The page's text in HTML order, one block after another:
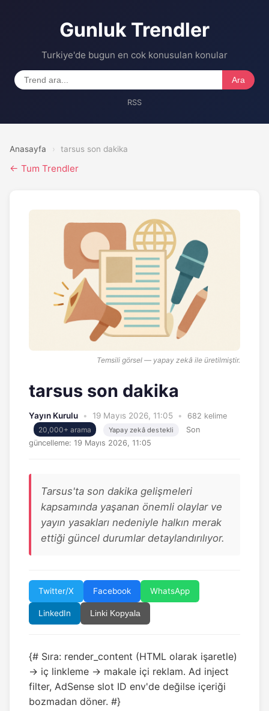
Gunluk Trendler
Turkiye'de bugun en cok konusulan konular
Ara
RSS
Anasayfa › tarsus son dakika
← Tum Trendler
Temsili görsel — yapay zekâ ile üretilmiştir.
tarsus son dakika
Yayın Kurulu • 19 Mayıs 2026, 11:05 •
682 kelime
20,000+ arama
Yapay zekâ destekli
Son
güncelleme: 19 Mayıs 2026, 11:05
Tarsus'ta son dakika gelişmeleri
kapsamında yaşanan önemli olaylar ve
yayın yasakları nedeniyle halkın merak
ettiği güncel durumlar detaylandırılıyor.
Twitter/X Facebook WhatsApp
LinkedIn Linki Kopyala
{# Sıra: render_content (HTML olarak işaretle)
→ iç linkleme → makale içi reklam. Ad inject
filter, AdSense slot ID env'de değilse içeriği
bozmadan döner. #}